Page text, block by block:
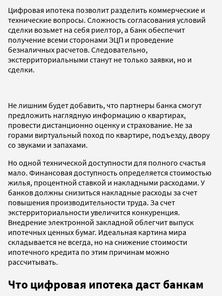
Цифровая ипотека позволит разделить коммерческие и
технические вопросы. Сложность согласования условий
сделки возьмет на себя риелтор, а банк обеспечит
получение всеми сторонами ЭЦП и проведение
безналичных расчетов. Следовательно,
экстерриториальными станут не только заявки, но и
сделки.
Не лишним будет добавить, что партнеры банка смогут
предложить наглядную информацию о квартирах,
провести дистанционно оценку и страхование. Не за
горами виртуальный поход по квартире, подъезду, двору
со звуками и запахами.
Но одной технической доступности для полного счастья
мало. Финансовая доступность определяется стоимостью
жилья, процентной ставкой и накладными расходами. У
банков должны снизиться накладные расходы за счет
повышения производительности труда. За счет
экстерриториальности увеличится конкуренция.
Внедрение электронной закладной облегчит выпуск
ипотечных ценных бумаг. Идеальная картина мира
складывается не всегда, но на снижение стоимости
ипотечного кредита по этим причинам можно
рассчитывать.
Что цифровая ипотека даст банкам